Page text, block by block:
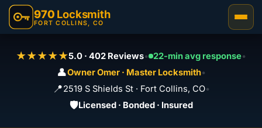
970 Locksmith
FORT COLLINS, CO
★★★★★5.0 · 402 Reviews• 22-min avg response•
👤Owner Omer · Master Locksmith•
📍2519 S Shields St · Fort Collins, CO•
🛡️Licensed · Bonded · Insured